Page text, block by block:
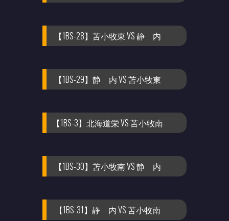
【1BS-28】苫小牧東 VS 静 内
【1BS-29】静 内 VS 苫小牧東
【1BS-3】北海道栄 VS 苫小牧南
【1BS-30】苫小牧南 VS 静 内
【1BS-31】静 内 VS 苫小牧南